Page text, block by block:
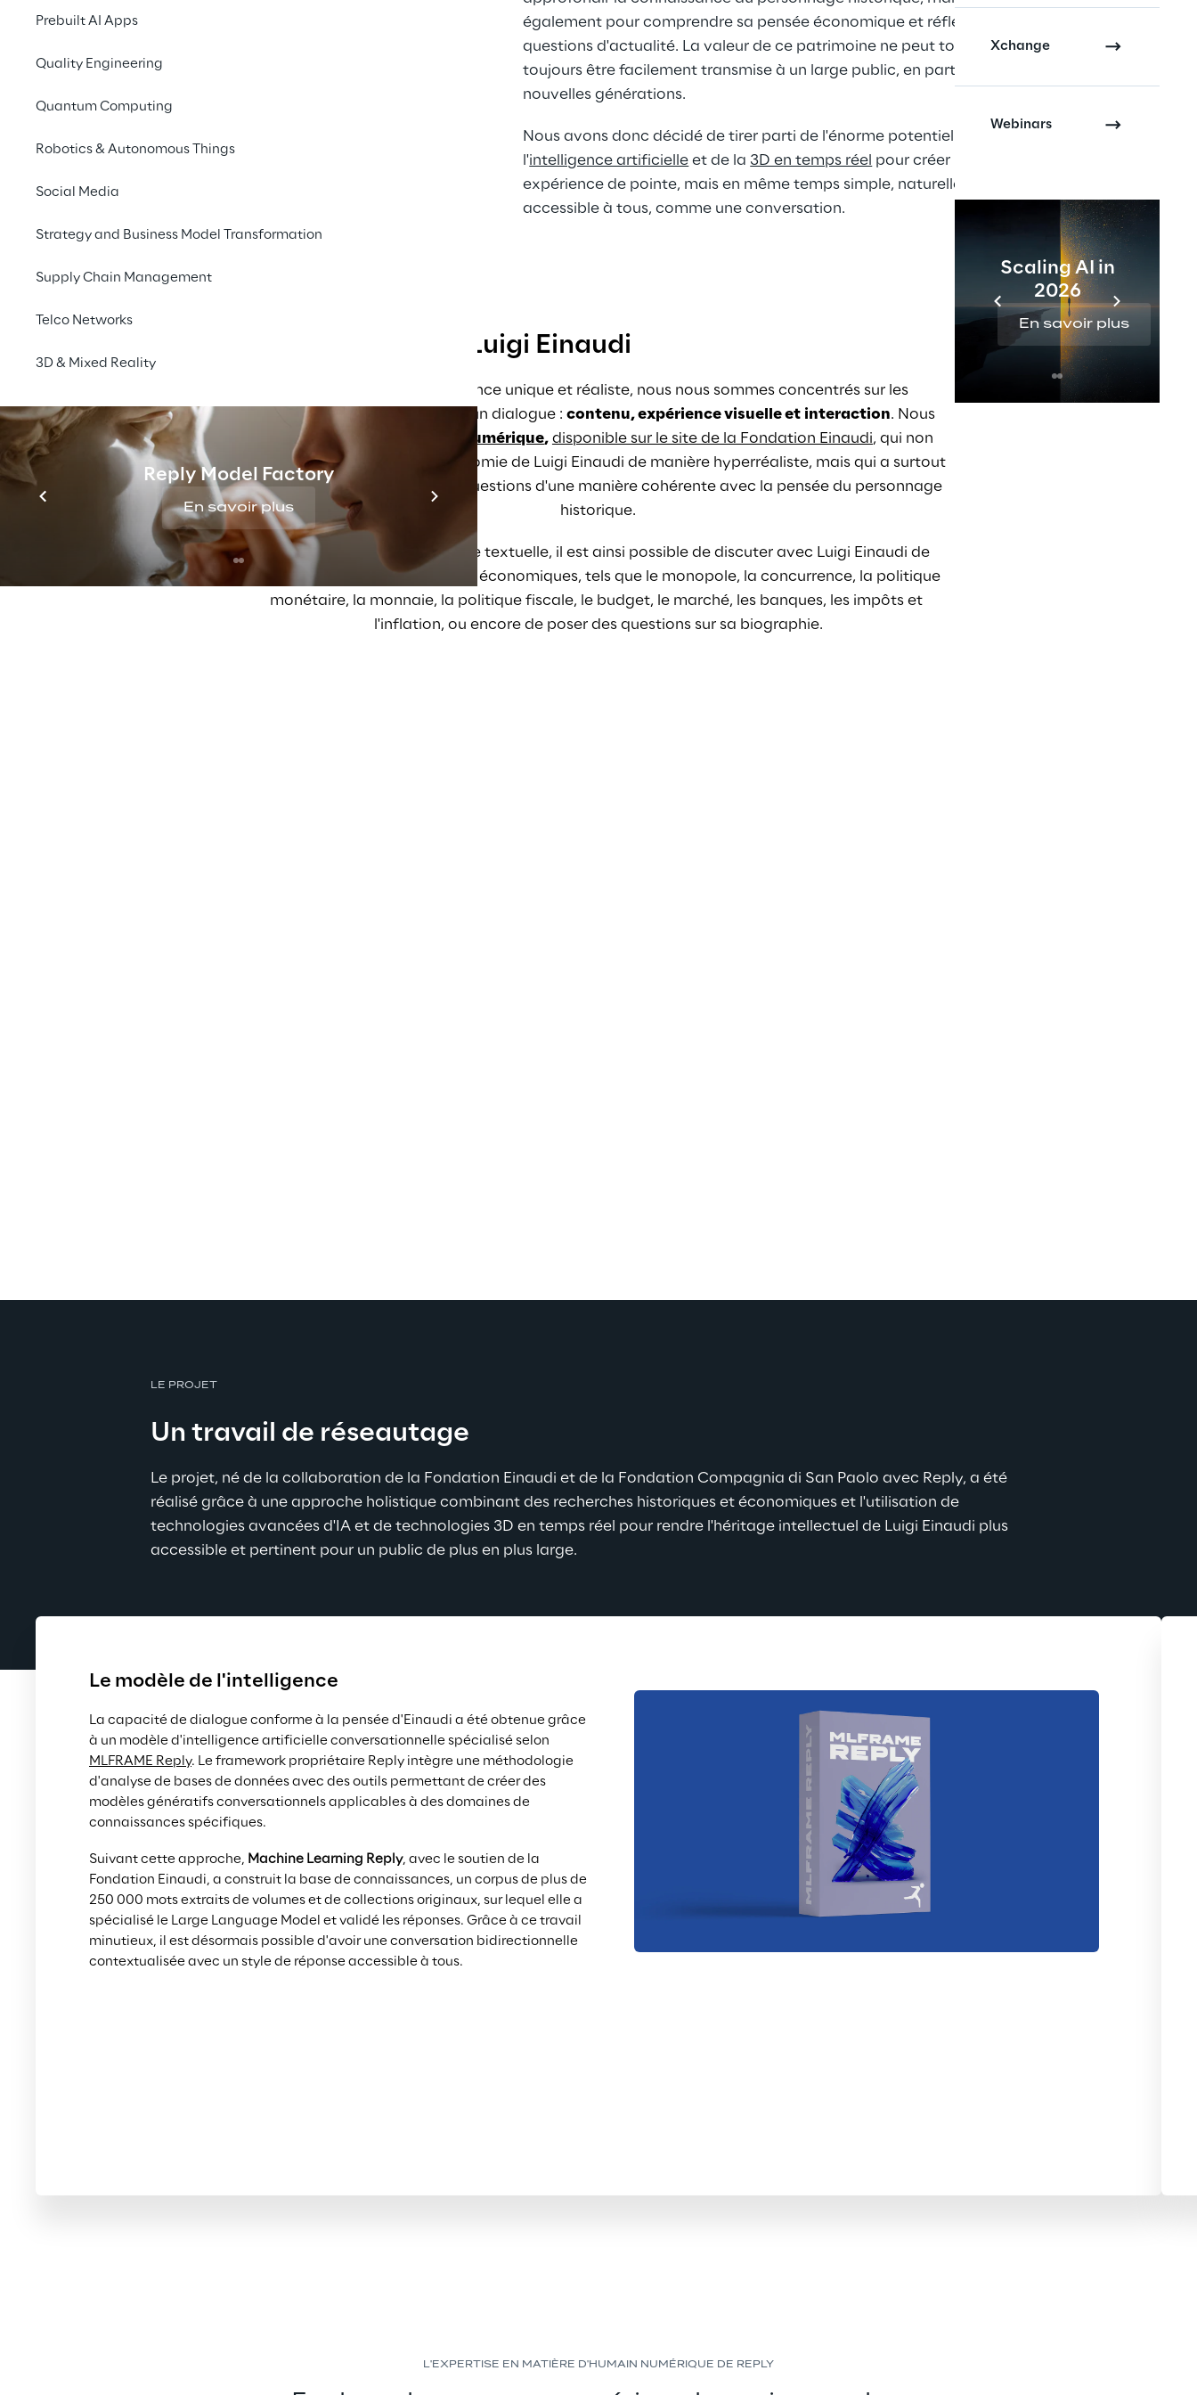
Prebuilt AI Apps
Quality Engineering
Quantum Computing
Robotics & Autonomous Things
Social Media
Strategy and Business Model Transformation
Supply Chain Management
Telco Networks
3D & Mixed Reality
Reply Model Factory
En savoir plus
Prebuilt AI Apps
Xchange
Webinars
Scaling AI in
2026
En savoir plus
également pour comprendre sa pensée économique et réfléchir aux
questions d'actualité. La valeur de ce patrimoine ne peut toutefois pas
toujours être facilement transmise à un large public, en particulier aux
nouvelles générations.
Nous avons donc décidé de tirer parti de l'énorme potentiel de
l'intelligence artificielle et de la 3D en temps réel pour créer une
expérience de pointe, mais en même temps simple, naturelle et
accessible à tous, comme une conversation.
Face à face avec Luigi Einaudi
Pour proposer une expérience unique et réaliste, nous nous sommes concentrés sur les
dimensions fondamentales d'un dialogue : contenu, expérience visuelle et interaction. Nous
avons ainsi créé un
humain numérique, disponible sur le site de la Fondation Einaudi, qui non
seulement reproduit la physionomie de Luigi Einaudi de manière hyperréaliste, mais qui a surtout
la capacité de répondre aux questions d'une manière cohérente avec la pensée du personnage
historique.
En utilisant la voix ou la forme textuelle, il est ainsi possible de discuter avec Luigi Einaudi de
sujets présents dans ses textes économiques, tels que le monopole, la concurrence, la politique
monétaire, la monnaie, la politique fiscale, le budget, le marché, les banques, les impôts et
l'inflation, ou encore de poser des questions sur sa biographie.
LE PROJET
Un travail de réseautage
Le projet, né de la collaboration de la Fondation Einaudi et de la Fondation Compagnia di San Paolo avec Reply, a été
réalisé grâce à une approche holistique combinant des recherches historiques et économiques et l'utilisation de
technologies avancées d'IA et de technologies 3D en temps réel pour rendre l'héritage intellectuel de Luigi Einaudi plus
accessible et pertinent pour un public de plus en plus large.
Le modèle de l'intelligence
La capacité de dialogue conforme à la pensée d'Einaudi a été obtenue grâce
à un modèle d'intelligence artificielle conversationnelle spécialisé selon
MLFRAME Reply. Le framework propriétaire Reply intègre une méthodologie
d'analyse de bases de données avec des outils permettant de créer des
modèles génératifs conversationnels applicables à des domaines de
connaissances spécifiques.
Suivant cette approche, Machine Learning Reply, avec le soutien de la
Fondation Einaudi, a construit la base de connaissances, un corpus de plus de
250 000 mots extraits de volumes et de collections originaux, sur lequel elle a
spécialisé le Large Language Model et validé les réponses. Grâce à ce travail
minutieux, il est désormais possible d'avoir une conversation bidirectionnelle
contextualisée avec un style de réponse accessible à tous.
L'EXPERTISE EN MATIÈRE D'HUMAIN NUMÉRIQUE DE REPLY